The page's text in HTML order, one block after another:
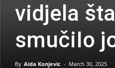
vidjela
smučiIo
By Aida Konjevic - March 30, 2025